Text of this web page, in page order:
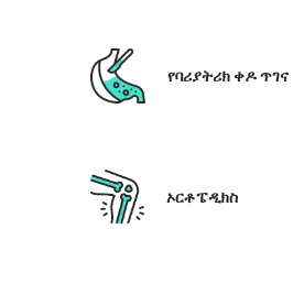
የባሪያትሪክ ቀዶ ጥገና
ኦርቶፔዲክስ